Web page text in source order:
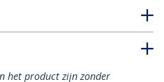
het product zijn zonder